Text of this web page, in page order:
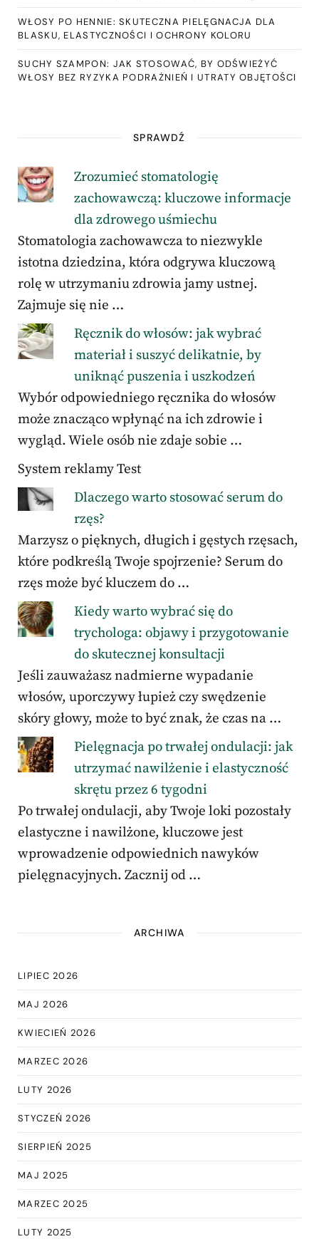
WŁOSY PO HENNIE: SKUTECZNA PIELĘGNACJA DLA
BLASKU, ELASTYCZNOŚCI I OCHRONY KOLORU
SUCHY SZAMPON: JAK STOSOWAĆ, BY ODŚWIEŻYĆ
WŁOSY BEZ RYZYKA PODRAŻNIEŃ I UTRATY OBJĘTOŚCI
SPRAWDŹ
Zrozumieć stomatologię
zachowawczą: kluczowe informacje
dla zdrowego uśmiechu
Stomatologia zachowawcza to niezwykle
istotna dziedzina, która odgrywa kluczową
rolę w utrzymaniu zdrowia jamy ustnej.
Zajmuje się nie …
Ręcznik do włosów: jak wybrać
materiał i suszyć delikatnie, by
uniknąć puszenia i uszkodzeń
Wybór odpowiedniego ręcznika do włosów
może znacząco wpłynąć na ich zdrowie i
wygląd. Wiele osób nie zdaje sobie …
System reklamy Test
Dlaczego warto stosować serum do
rzęs?
Marzysz o pięknych, długich i gęstych rzęsach,
które podkreślą Twoje spojrzenie? Serum do
rzęs może być kluczem do …
Kiedy warto wybrać się do
trychologa: objawy i przygotowanie
do skutecznej konsultacji
Jeśli zauważasz nadmierne wypadanie
włosów, uporczywy łupież czy swędzenie
skóry głowy, może to być znak, że czas na …
Pielęgnacja po trwałej ondulacji: jak
utrzymać nawilżenie i elastyczność
skrętu przez 6 tygodni
Po trwałej ondulacji, aby Twoje loki pozostały
elastyczne i nawilżone, kluczowe jest
wprowadzenie odpowiednich nawyków
pielęgnacyjnych. Zacznij od …
ARCHIWA
LIPIEC 2026
MAJ 2026
KWIECIEŃ 2026
MARZEC 2026
LUTY 2026
STYCZEŃ 2026
SIERPIEŃ 2025
MAJ 2025
MARZEC 2025
LUTY 2025